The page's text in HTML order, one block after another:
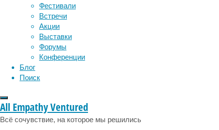
Фестивали
Встречи
Акции
Выставки
Форумы
Конференции
Блог
Поиск
All Empathy Ventured
Всё сочувствие, на которое мы решились
Яркая
окраска
ночного
хищника
как
может
поведение
сон социальные проблемы
физиология
эмоции